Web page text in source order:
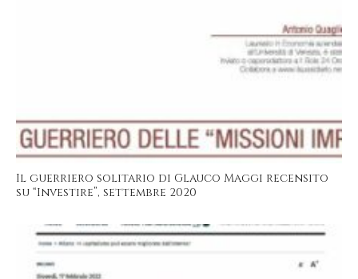
Il guerriero solitario di Glauco Maggi recensito
su “Investire”, settembre 2020